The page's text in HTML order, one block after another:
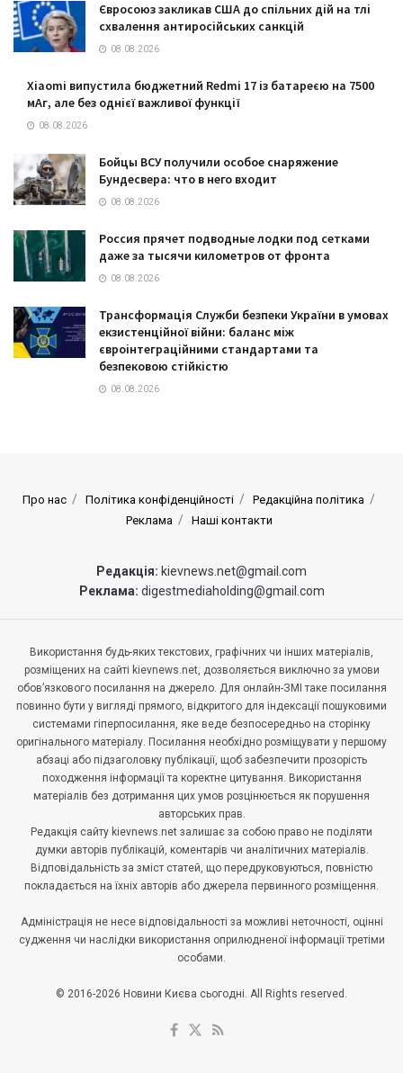
Євросоюз закликав США до спільних дій на тлі
схвалення антиросійських санкцій
08.08.2026
Xiaomi випустила бюджетний Redmi 17 із батареєю на 7500
мАг, але без однієї важливої функції
08.08.2026
Бойцы ВСУ получили особое снаряжение
Бундесвера: что в него входит
08.08.2026
Россия прячет подводные лодки под сетками
даже за тысячи километров от фронта
08.08.2026
Трансформація Служби безпеки України в умовах
екзистенційної війни: баланс між
євроінтеграційними стандартами та
безпековою стійкістю
08.08.2026
Про нас Політика конфіденційності
Редакційна політика
Реклама
Наші контакти
Редакція: kievnews.net@gmail.com
Реклама: digestmediaholding@gmail.com
Використання будь-яких текстових, графічних чи інших матеріалів,
розміщених на сайті kievnews.net, дозволяється виключно за умови
обов’язкового посилання на джерело. Для онлайн-ЗМІ таке посилання
повинно бути у вигляді прямого, відкритого для індексації пошуковими
системами гіперпосилання, яке веде безпосередньо на сторінку
оригінального матеріалу. Посилання необхідно розміщувати у першому
абзаці або підзаголовку публікації, щоб забезпечити прозорість
походження інформації та коректне цитування. Використання
матеріалів без дотримання цих умов розцінюється як порушення
авторських прав.
Редакція сайту kievnews.net залишає за собою право не поділяти
думки авторів публікацій, коментарів чи аналітичних матеріалів.
Відповідальність за зміст статей, що передруковуються, повністю
покладається на їхніх авторів або джерела первинного розміщення.
Адміністрація не несе відповідальності за можливі неточності, оцінні
судження чи наслідки використання оприлюдненої інформації третіми
особами.
© 2016-2026 Новини Києва сьогодні. All Rights reserved.